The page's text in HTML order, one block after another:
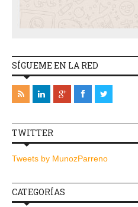
SÍGUEME EN LA RED
TWITTER
Tweets by MunozParreno
CATEGORÍAS